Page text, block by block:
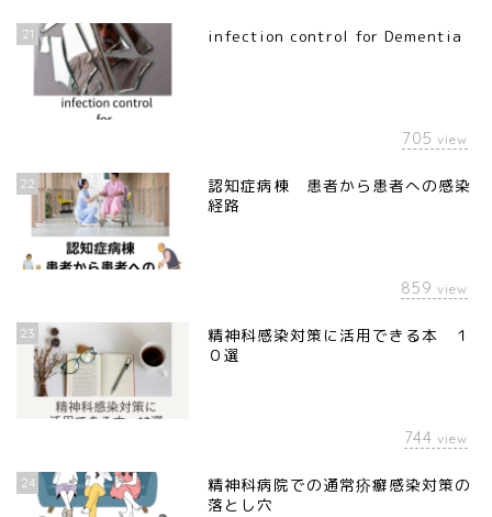
21 infection control for Dementia
705 view
22
認知症病棟 患者から患者への感染
経路
859 view
23
精神科感染対策に活用できる本 １
０選
744 view
24
精神科病院での通常疥癬感染対策の
落とし穴